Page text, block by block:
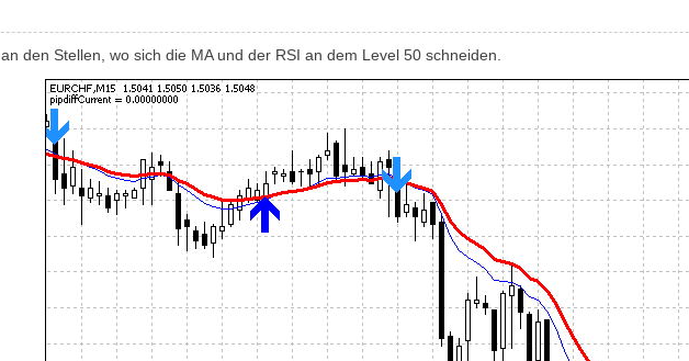
den Stellen, wo sich die MA und der RSI an dem Level 50 schneiden.